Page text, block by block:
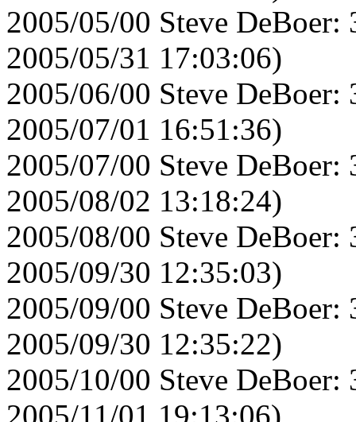
2005/05/00 Steve
2005/05/31 17:03:06)
2005/06/00 Steve
2005/07/01 16:51:36)
2005/07/00 Steve
2005/08/02 13:18:24)
2005/08/00 Steve
2005/09/30 12:35:03)
2005/09/00 Steve
2005/09/30 12:35:22)
2005/10/00 Steve